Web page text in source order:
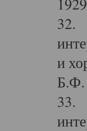
32.
и
Б.Ф.
33.